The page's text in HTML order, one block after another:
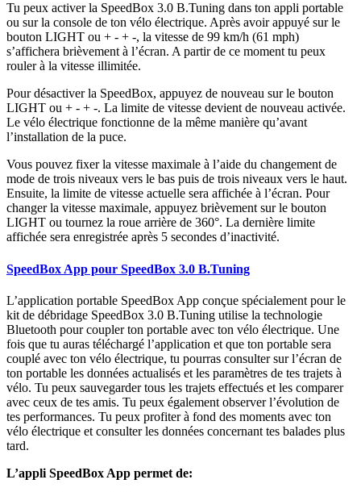
Tu peux activer la SpeedBox 3.0 B.Tuning dans ton appli portable
ou sur la console de ton vélo électrique. Après avoir appuyé sur le
bouton LIGHT ou + - + -, la vitesse de 99 km/h (61 mph)
s’affichera brièvement à l’écran. A partir de ce moment tu peux
rouler à la vitesse illimitée.
Pour désactiver la SpeedBox, appuyez de nouveau sur le bouton
LIGHT ou + - + -. La limite de vitesse devient de nouveau activée.
Le vélo électrique fonctionne de la même manière qu’avant
l’installation de la puce.
Vous pouvez fixer la vitesse maximale à l’aide du changement de
mode de trois niveaux vers le bas puis de trois niveaux vers le haut.
Ensuite, la limite de vitesse actuelle sera affichée à l’écran. Pour
changer la vitesse maximale, appuyez brièvement sur le bouton
LIGHT ou tournez la roue arrière de 360°. La dernière limite
affichée sera enregistrée après 5 secondes d’inactivité.
SpeedBox App pour SpeedBox 3.0 B.Tuning
L’application portable SpeedBox App conçue spécialement pour le
kit de débridage SpeedBox 3.0 B.Tuning utilise la technologie
Bluetooth pour coupler ton portable avec ton vélo électrique. Une
fois que tu auras téléchargé l’application et que ton portable sera
couplé avec ton vélo électrique, tu pourras consulter sur l’écran de
ton portable les données actualisés et les paramètres de tes trajets à
vélo. Tu peux sauvegarder tous les trajets effectués et les comparer
avec ceux de tes amis. Tu peux également observer l’évolution de
tes performances. Tu peux profiter à fond des moments avec ton
vélo électrique et consulter les données concernant tes balades plus
tard.
L’appli SpeedBox App permet de: